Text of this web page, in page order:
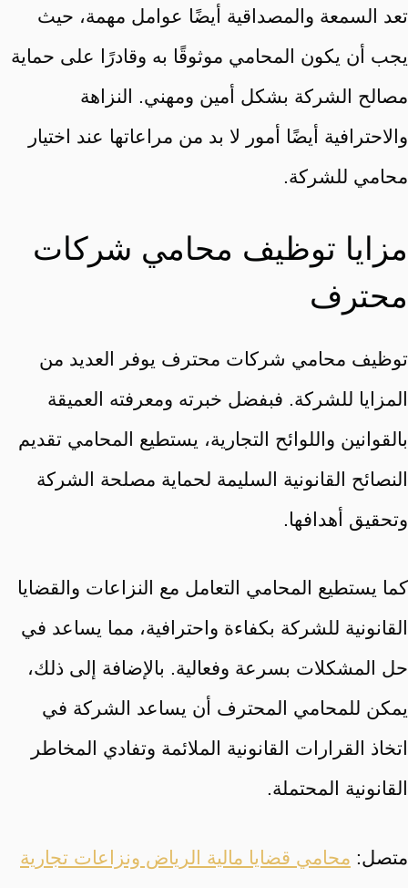
تعد السمعة والمصداقية أيضًا عوامل مهمة، حيث
يجب أن يكون المحامي موثوقًا به وقادرًا على حماية
مصالح الشركة بشكل أمين ومهني. النزاهة
والاحترافية أيضًا أمور لا بد من مراعاتها عند اختيار
محامي للشركة.
مزايا توظيف محامي شركات
محترف
توظيف محامي شركات محترف يوفر العديد من
المزايا للشركة. فبفضل خبرته ومعرفته العميقة
بالقوانين واللوائح التجارية، يستطيع المحامي تقديم
النصائح القانونية السليمة لحماية مصلحة الشركة
وتحقيق أهدافها.
كما يستطيع المحامي التعامل مع النزاعات والقضايا
القانونية للشركة بكفاءة واحترافية، مما يساعد في
حل المشكلات بسرعة وفعالية. بالإضافة إلى ذلك،
يمكن للمحامي المحترف أن يساعد الشركة في
اتخاذ القرارات القانونية الملائمة وتفادي المخاطر
القانونية المحتملة.
متصل: محامي قضايا مالية الرياض ونزاعات تجارية